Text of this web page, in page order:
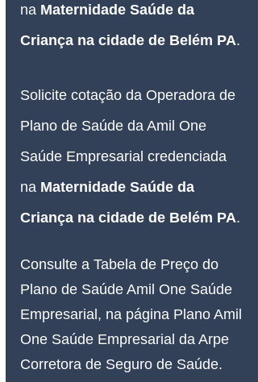
na Maternidade Saúde da
Criança na cidade de Belém PA.
Solicite cotação da Operadora de
Plano de Saúde da Amil One
Saúde Empresarial credenciada
na Maternidade Saúde da
Criança na cidade de Belém PA.
Consulte a Tabela de Preço do
Plano de Saúde Amil One Saúde
Empresarial, na página Plano Amil
One Saúde Empresarial da Arpe
Corretora de Seguro de Saúde.